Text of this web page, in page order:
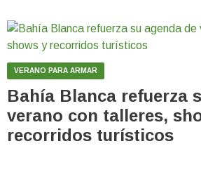
VERANO PARA ARMAR
Bahía Blanca refuerza
verano con talleres,
recorridos turísticos